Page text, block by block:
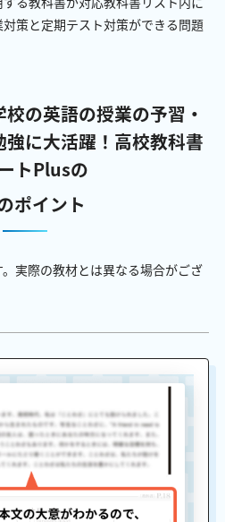
策と定期テスト対策ができる問題
の英語の授業の予習・
に大活躍！ 高校教科書
トPlusの
ポイント
実際の教材とは異なる場合がござ